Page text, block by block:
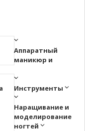
Аппаратный
маникюр и
Инструменты
Наращивание и
моделирование
ногтей